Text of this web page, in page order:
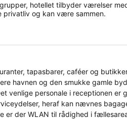
hotellet tilbyder værelser
privatliv og kan være sammen.
tapasbarer, caféer og
havnen og den smukke gamle
venlige personale i receptionen er
heraf kan nævnes
er der WLAN til rådighed i